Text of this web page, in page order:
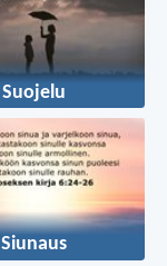
Suojelu
Siunaus